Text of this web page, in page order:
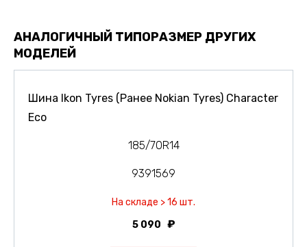
АНАЛОГИЧНЫЙ ТИПОРАЗМЕР ДРУГИХ
МОДЕЛЕЙ
Шина Ikon Tyres (Ранее Nokian Tyres) Character
Eco
185/70R14
9391569
На складе > 16 шт.
5 090